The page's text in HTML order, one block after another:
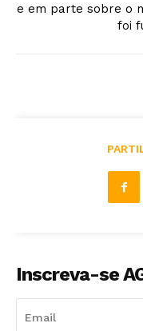
e em parte sobre o
foi
Inscreva-se